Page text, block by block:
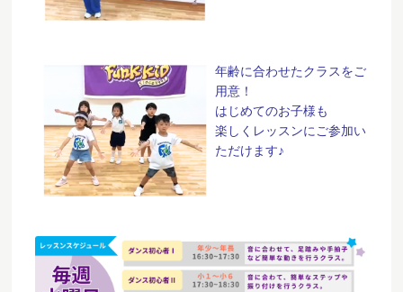
年齢に合わせたクラスをご
用意！
はじめてのお子様も
楽しくレッスンにご参加い
ただけます♪